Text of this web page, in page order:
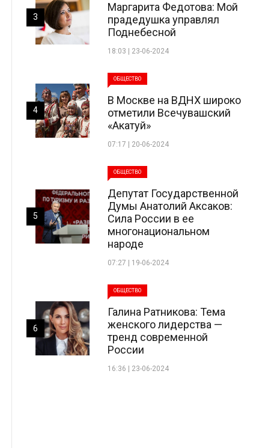
Маргарита Федотова: Мой
прадедушка управлял
Поднебесной
18:03 | 23-06-2024
3
ОБЩЕСТВО
В Москве на ВДНХ широко
отметили Всечувашский
«Акатуй»
07:17 | 20-06-2024
4
ОБЩЕСТВО
Депутат Государственной
Думы Анатолий Аксаков:
Сила России в ее
многонациональном
народе
07:27 | 19-06-2024
5
ОБЩЕСТВО
Галина Ратникова: Тема
женского лидерства —
тренд современной
России
16:36 | 23-06-2024
6